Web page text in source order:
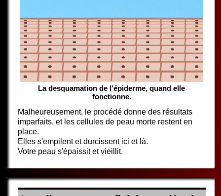
La desquamation de l'épiderme, quand elle
fonctionne.
Malheureusement, le procédé donne des résultats
imparfaits, et les cellules de peau morte restent en
place.
Elles s'empilent et durcissent ici et là.
Votre peau s'épaissit et vieillit.